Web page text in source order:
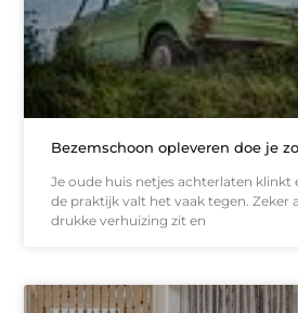
Bezemschoon opleveren doe je
Je oude huis netjes achterlaten klinkt
de praktijk valt het vaak tegen. Zeker
drukke verhuizing zit en